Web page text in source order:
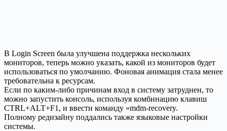
В Login Screen была улучшена поддержка нескольких
мониторов, теперь можно указать, какой из мониторов будет
использоваться по умолчанию. Фоновая анимация стала менее
требовательна к ресурсам.
Если по каким-либо причинам вход в систему затруднен, то
можно запустить консоль, используя комбинацию клавиш
CTRL+ALT+F1, и ввести команду «mdm-recovery.
Полному редизайну поддались также языковые настройки
системы.